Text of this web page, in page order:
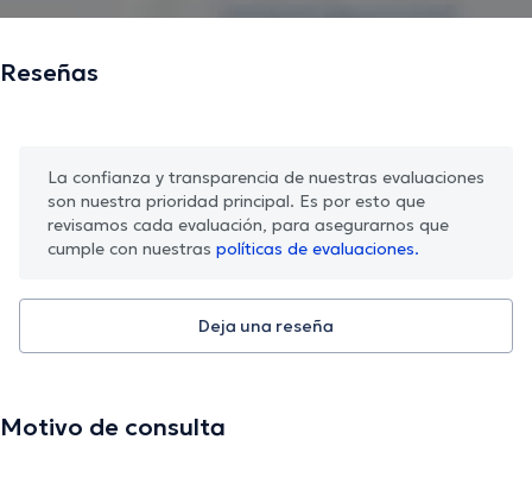
Reseñas
La confianza y transparencia de nuestras evaluaciones
son nuestra prioridad principal. Es por esto que
revisamos cada evaluación, para asegurarnos que
cumple con nuestras políticas de evaluaciones.
Deja una reseña
Motivo de consulta